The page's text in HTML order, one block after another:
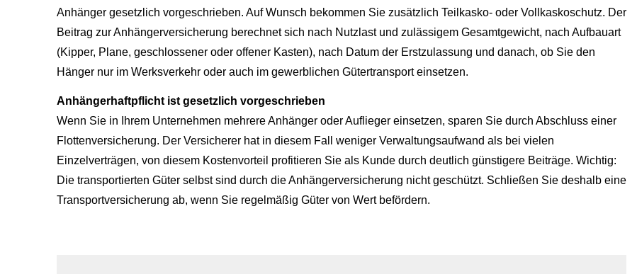
Anhänger gesetzlich vorgeschrieben. Auf Wunsch bekommen Sie zusätzlich Teilkasko- oder Vollkaskoschutz. Der
Beitrag zur Anhängerversicherung berechnet sich nach Nutzlast und zulässigem Gesamtgewicht, nach Aufbauart
(Kipper, Plane, geschlossener oder offener Kasten), nach Datum der Erstzulassung und danach, ob Sie den
Hänger nur im Werksverkehr oder auch im gewerblichen Gütertransport einsetzen.
Anhängerhaftpflicht ist gesetzlich vorgeschrieben
Wenn Sie in Ihrem Unternehmen mehrere Anhänger oder Auflieger einsetzen, sparen Sie durch Abschluss einer
Flottenversicherung. Der Versicherer hat in diesem Fall weniger Verwaltungsaufwand als bei vielen
Einzelverträgen, von diesem Kostenvorteil profitieren Sie als Kunde durch deutlich günstigere Beiträge. Wichtig:
Die transportierten Güter selbst sind durch die Anhängerversicherung nicht geschützt. Schließen Sie deshalb eine
Transportversicherung ab, wenn Sie regelmäßig Güter von Wert befördern.